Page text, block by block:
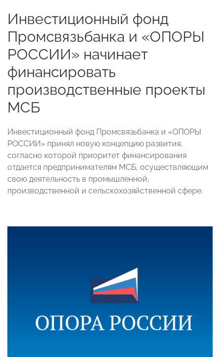
Инвестиционный фонд
Промсвязьбанка и «ОПОРЫ
РОССИИ» начинает
финансировать
производственные проекты
МСБ
Инвестиционный фонд Промсвязьбанка и «ОПОРЫ
РОССИИ» принял новую концепцию развития,
согласно которой приоритет финансирования
отдается предпринимателям МСБ, осуществляющим
свою деятельность в промышленной,
производственной и сельскохозяйственной сфере.